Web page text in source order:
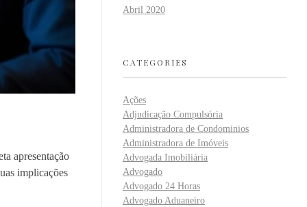
apresentação
implicações
Abril 2020
CATEGORIES
Ações
Adjudicação Compulsória
Administradora de Condominios
Administradora de Imóveis
Advogada Imobiliária
Advogado
Advogado 24 Horas
Advogado Aduaneiro